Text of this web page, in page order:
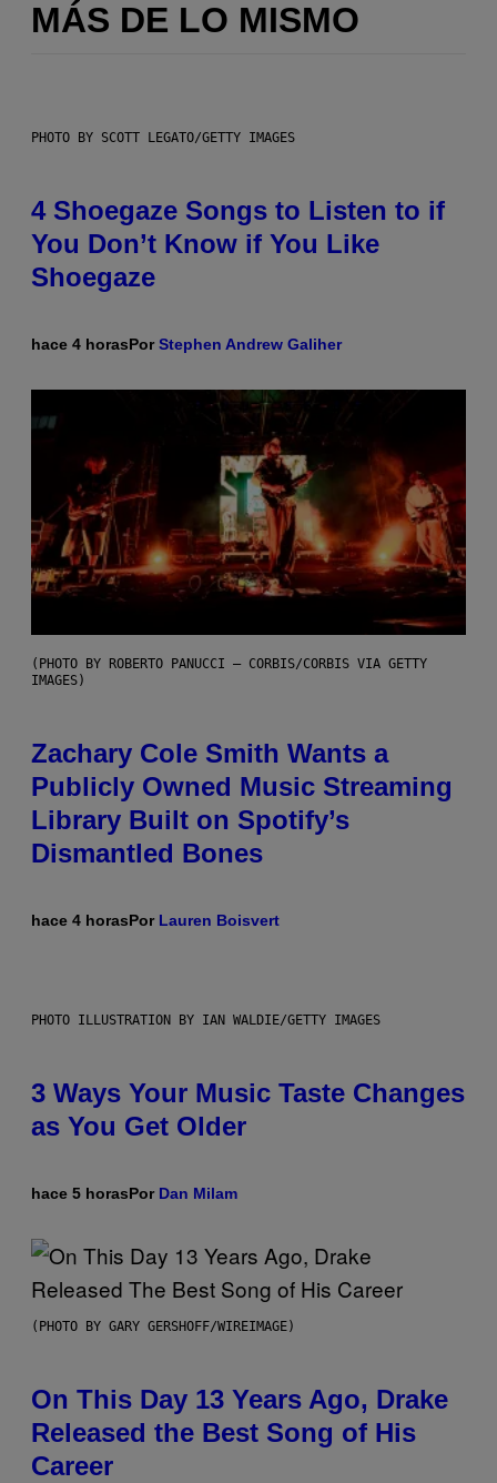
MÁS DE LO MISMO
PHOTO BY SCOTT LEGATO/GETTY IMAGES
4 Shoegaze Songs to Listen to if
You Don’t Know if You Like
Shoegaze
hace 4 horasPorStephen Andrew Galiher
(PHOTO BY ROBERTO PANUCCI – CORBIS/CORBIS VIA GETTY
IMAGES)
Zachary Cole Smith Wants a
Publicly Owned Music Streaming
Library Built on Spotify’s
Dismantled Bones
hace 4 horasPor Lauren Boisvert
PHOTO ILLUSTRATION BY IAN WALDIE/GETTY IMAGES
3 Ways Your Music Taste Changes
as You Get Older
hace 5 horasPor Dan Milam
(PHOTO BY GARY GERSHOFF/WIREIMAGE)
On This Day 13 Years Ago, Drake
Released the Best Song of His
Career